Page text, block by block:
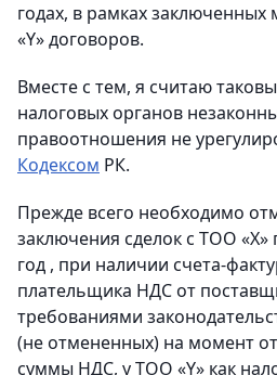
годах, в рамках
«Y» договоров.
Вместе с тем, я считаю
налоговых органов
правоотношения не
Кодексом РК.
Прежде всего необходимо
заключения сделок с ТОО «Х»
год , при наличии счета-
плательщика НДС от
требованиями
(не отмененных) на момент
суммы НДС, у ТОО «Y» как